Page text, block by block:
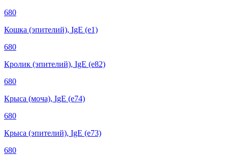
680
Кошка (эпителий), IgE (е1)
680
Кролик (эпителий), IgE (е82)
680
Крыса (моча), IgE (е74)
680
Крыса (эпителий), IgE (е73)
680